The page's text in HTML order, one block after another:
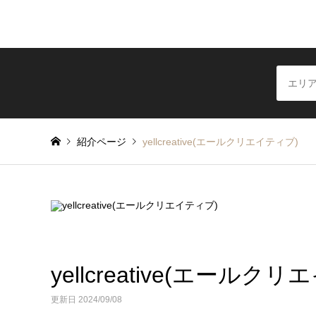
紹介ページ yellcreative(エールクリエイティブ)
yellcreative(エールクリ
更新日 2024/09/08